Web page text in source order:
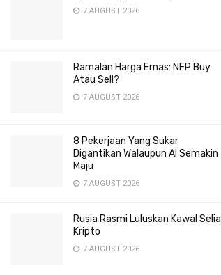
7 AUGUST 2026
Ramalan Harga Emas: NFP Buy
Atau Sell?
7 AUGUST 2026
8 Pekerjaan Yang Sukar
Digantikan Walaupun AI Semakin
Maju
7 AUGUST 2026
Rusia Rasmi Luluskan Kawal Selia
Kripto
7 AUGUST 2026